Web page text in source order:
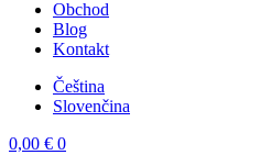
Obchod
Blog
Kontakt
Čeština
Slovenčina
0,00 € 0